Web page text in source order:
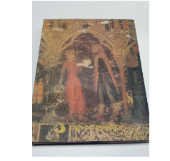
Teatro
Tema Local
Terror
Terrorismo
Varios